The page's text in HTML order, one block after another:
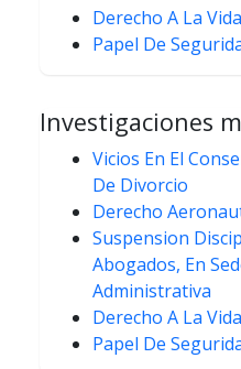
Derecho A La Vida
Papel De
Investigaciones
Vicios En El
De Divorcio
Derecho
Suspension
Abogados, En
Administrativa
Derecho A La Vida
Papel De